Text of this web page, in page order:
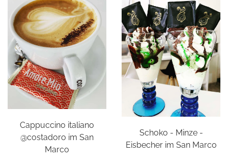
Cappuccino italiano
@costadoro im San
Marco
Schoko - Minze -
Eisbecher im San Marco